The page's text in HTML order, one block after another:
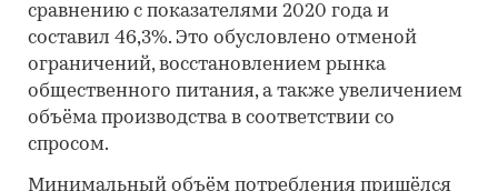
сравнению с показателями 2020 года и
составил 46,3%. Это обусловлено отменой
ограничений, восстановлением рынка
общественного питания, а также увеличением
объёма производства в соответствии со
спросом.
Минимальный объём потребления пришёлся